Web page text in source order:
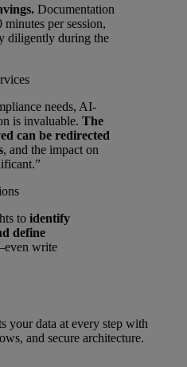
Documentation
per session,
diligently during the
needs, AI-
is invaluable. The
can be redirected
, and the impact on
to identify
define
write
your data at every step with
and secure architecture.